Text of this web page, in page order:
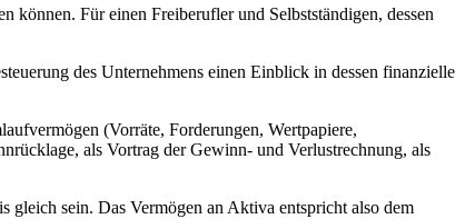
Für einen Freiberufler und Selbstständigen, dessen
des Unternehmens einen Einblick in dessen finanzielle
(Vorräte, Forderungen, Wertpapiere,
als Vortrag der Gewinn- und Verlustrechnung, als
gleich sein. Das Vermögen an Aktiva entspricht also dem